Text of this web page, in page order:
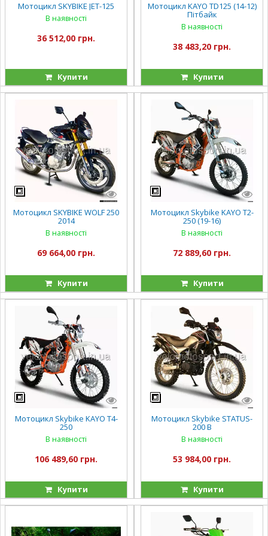
Мотоцикл SKYBIKE JET-125
В наявності
36 512,00 грн.
Купити
Мотоцикл KAYO TD125 (14-12)
Пітбайк
В наявності
38 483,20 грн.
Купити
Мотоцикл SKYBIKE WOLF 250
2014
В наявності
69 664,00 грн.
Купити
Мотоцикл Skybike KAYO T2-
250 (19-16)
В наявності
72 889,60 грн.
Купити
Мотоцикл Skybike KAYO T4-
250
В наявності
106 489,60 грн.
Купити
Мотоцикл Skybike STATUS-
200 B
В наявності
53 984,00 грн.
Купити